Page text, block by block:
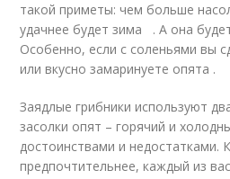
такой приметы: чем больше
удачнее будет зима . А она
Особенно, если с соленьями вы
или вкусно замаринуете опята .
Заядлые грибники используют
засолки опят – горячий и
достоинствами и недостатками.
предпочтительнее, каждый из